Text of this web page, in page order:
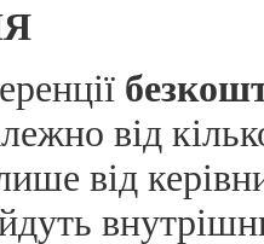
від
від